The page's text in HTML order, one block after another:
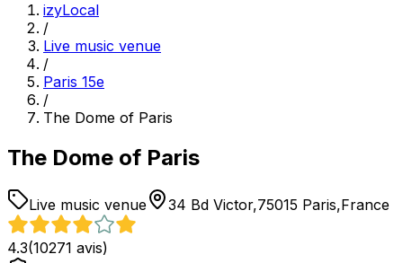
izyLocal
/
Live music venue
/
Paris 15e
/
The Dome of Paris
The Dome of Paris
Live music venue 34 Bd Victor,75015 Paris,France
4.3(10271 avis)